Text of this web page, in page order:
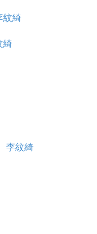
紋綺
綺
李紋綺